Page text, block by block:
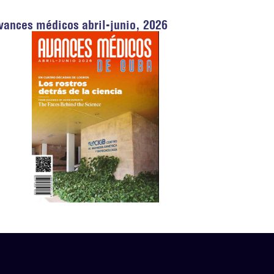
médicos abril-junio, 2026